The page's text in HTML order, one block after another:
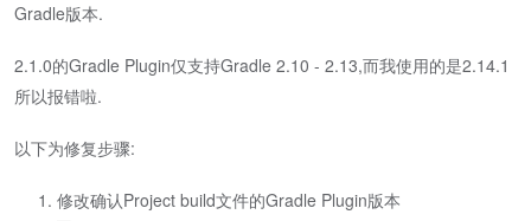
Gradle版本.
2.1.0的Gradle Plugin仅支持Gradle 2.10 - 2.13,而我使用的是2.14.1
所以报错啦.
以下为修复步骤:
修改确认Project build文件的Gradle Plugin版本